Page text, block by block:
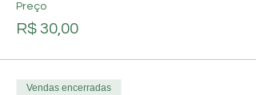
Preço
R$ 30,00
Vendas encerradas